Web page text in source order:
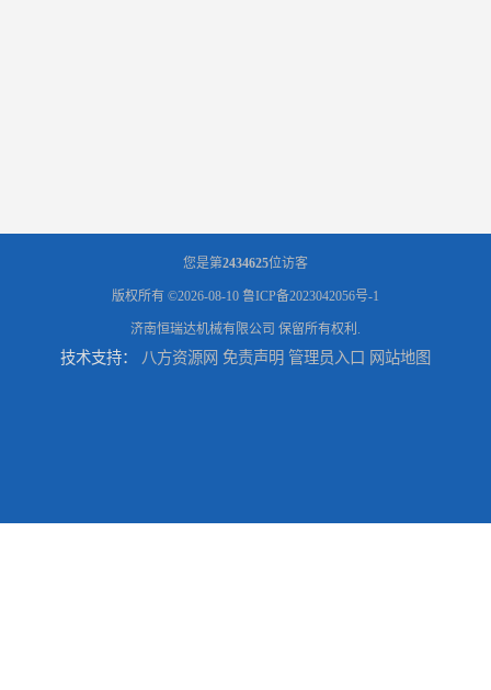
您是第2434625位访客
版权所有 ©2026-08-10 鲁ICP备2023042056号-1
济南恒瑞达机械有限公司 保留所有权利.
技术支持： 八方资源网 免责声明 管理员入口 网站地图